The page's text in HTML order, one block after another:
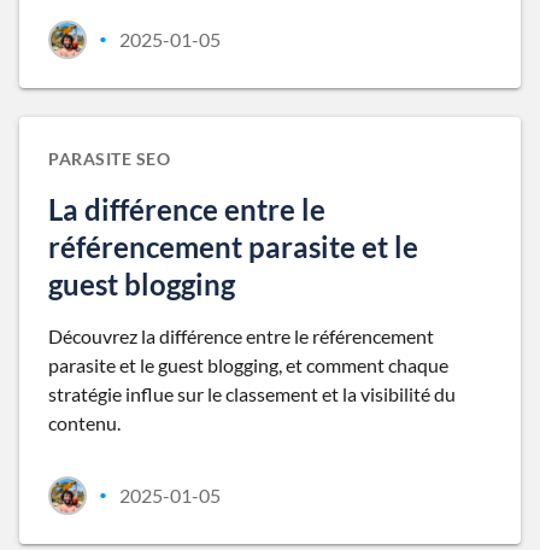
• 2025-01-05
PARASITE SEO
La différence entre le
référencement parasite et le
guest blogging
Découvrez la différence entre le référencement
parasite et le guest blogging, et comment chaque
stratégie influe sur le classement et la visibilité du
contenu.
• 2025-01-05